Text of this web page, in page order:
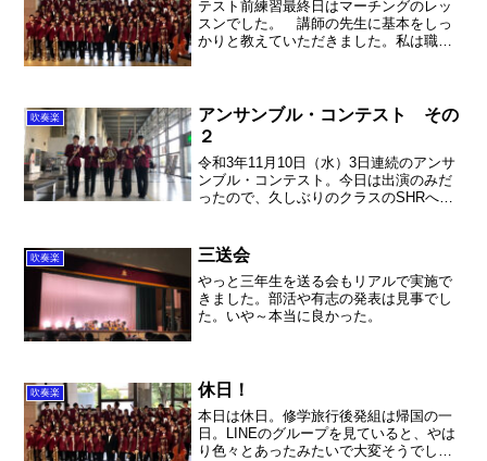
テスト前練習最終日はマーチングのレッ
スンでした。 講師の先生に基本をしっ
かりと教えていただきました。私は職員
と思います。 やはりマー...
吹奏楽
アンサンブル・コンテスト その
２
令和3年11月10日（水）3日連続のアンサ
ンブル・コンテスト。今日は出演のみだ
ったので、久しぶりのクラスのSHRへ。
力を注ぐ時期なのですが、このワクチン
接種の影響が出...
吹奏楽 三送会
やっと三年生を送る会もリアルで実施で
きました。部活や有志の発表は見事でし
た。いや～本当に良かった。
吹奏楽 休日！
本日は休日。修学旅行後発組は帰国の一
日。LINEのグループを見ていると、やは
り色々とあったみたいで大変そうでし